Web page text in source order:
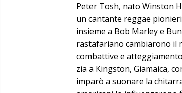
Peter Tosh, nato Winston
un cantante reggae
insieme a Bob Marley e
rastafariano cambiarono il
combattive e
zia a Kingston, Giamaica,
imparò a suonare la